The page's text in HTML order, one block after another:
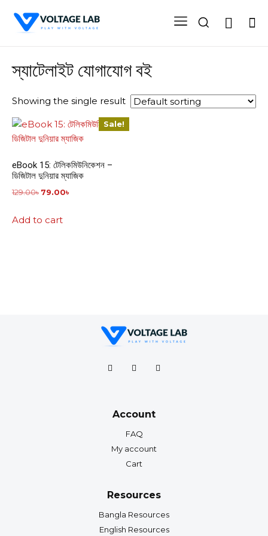
স্যাটেলাইট যোগাযোগ বই
Showing the single result
Sale!
eBook 15: টেলিকমিউনিকেশন –
ডিজিটাল দুনিয়ার ম্যাজিক
129.00৳ Original
was:
79.00৳Current
Add to cart
Account
FAQ
My account
Cart
Resources
Bangla Resources
English Resources